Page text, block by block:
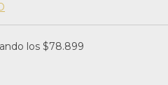
los$78.899